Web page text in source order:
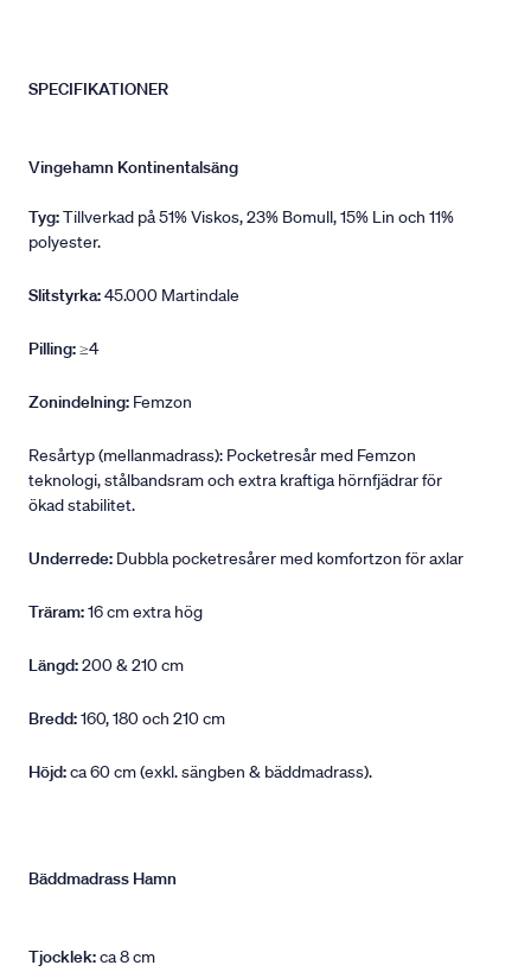
SPECIFIKATIONER
Vingehamn Kontinentalsäng
Tyg:Tillverkad på 51% Viskos, 23% Bomull, 15% Lin och 11%
polyester.
Slitstyrka:45.000 Martindale
Pilling:≥4
Zonindelning: Femzon
Resårtyp (mellanmadrass): Pocketresår med Femzon
teknologi, stålbandsram och extra kraftiga hörnfjädrar för
ökad stabilitet.
Underrede: Dubbla pocketresårer med komfortzon för axlar
Träram:16 cm extra hög
Längd:200 & 210 cm
Bredd:160, 180 och 210 cm
Höjd:ca 60 cm (exkl. sängben & bäddmadrass).
Bäddmadrass Hamn
Tjocklek:ca 8 cm